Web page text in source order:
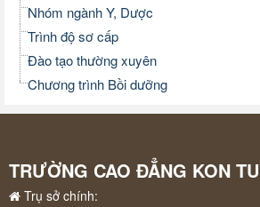
Nhóm ngành Y, Dược
Trình độ sơ cấp
Đào tạo thường xuyên
Chương trình Bồi dưỡng
TRƯỜNG CAO ĐẲNG KON
Trụ sở chính: